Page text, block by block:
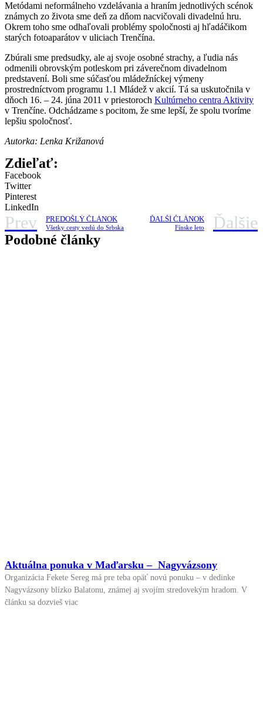
Metódami neformálneho vzdelávania a hraním jednotlivých scénok
známych zo života sme deň za dňom nacvičovali divadelnú hru.
Okrem toho sme odhaľovali problémy spoločnosti aj hľadáčikom
starých fotoaparátov v uliciach Trenčína.
Zbúrali sme predsudky, ale aj svoje osobné strachy, a ľudia nás
odmenili obrovským potleskom pri záverečnom divadelnom
predstavení. Boli sme súčasťou mládežníckej výmeny
prostredníctvom programu 1.1 Mládež v akcií. Tá sa uskutočnila v
dňoch 16. – 24. júna 2011 v priestoroch Kultúrneho centra Aktivity
v Trenčíne. Odchádzame s pocitom, že sme lepší, že spolu tvoríme
lepšiu spoločnosť.
Autorka: Lenka Križanová
Zdieľať:
Facebook
Twitter
Pinterest
LinkedIn
Prev PREDOŠLÝ ČLÁNOK
Všetky cesty vedú do Srbska
ĎALŠÍ ČLÁNOK
Fínske leto Ďalšie
Podobné články
Aktuálna ponuka v Maďarsku – Nagyvázsony
Organizácia Fekete Sereg má pre teba opäť novú ponuku – v dedinke
Nagyvázsony blízko Balatonu, známej aj svojím stredovekým hradom. V
článku sa dozvieš viac